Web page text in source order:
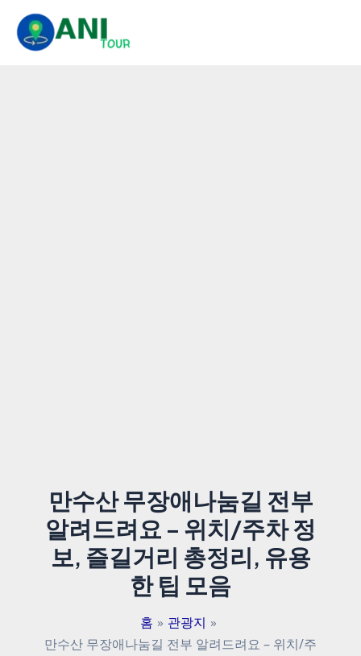
만수산 무장애나눔길 전부
알려드려요 – 위치/주차 정
보, 즐길거리 총정리, 유용
한 팁 모음
홈
관광지
만수산 무장애나눔길 전부 알려드려요 – 위치/주